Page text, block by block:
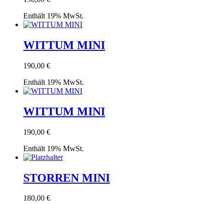
Enthält 19% MwSt.
WITTUM MINI
190,00 €
Enthält 19% MwSt.
WITTUM MINI
190,00 €
Enthält 19% MwSt.
STORREN MINI
180,00 €